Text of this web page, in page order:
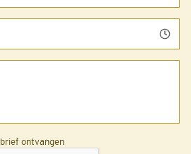
ontvangen